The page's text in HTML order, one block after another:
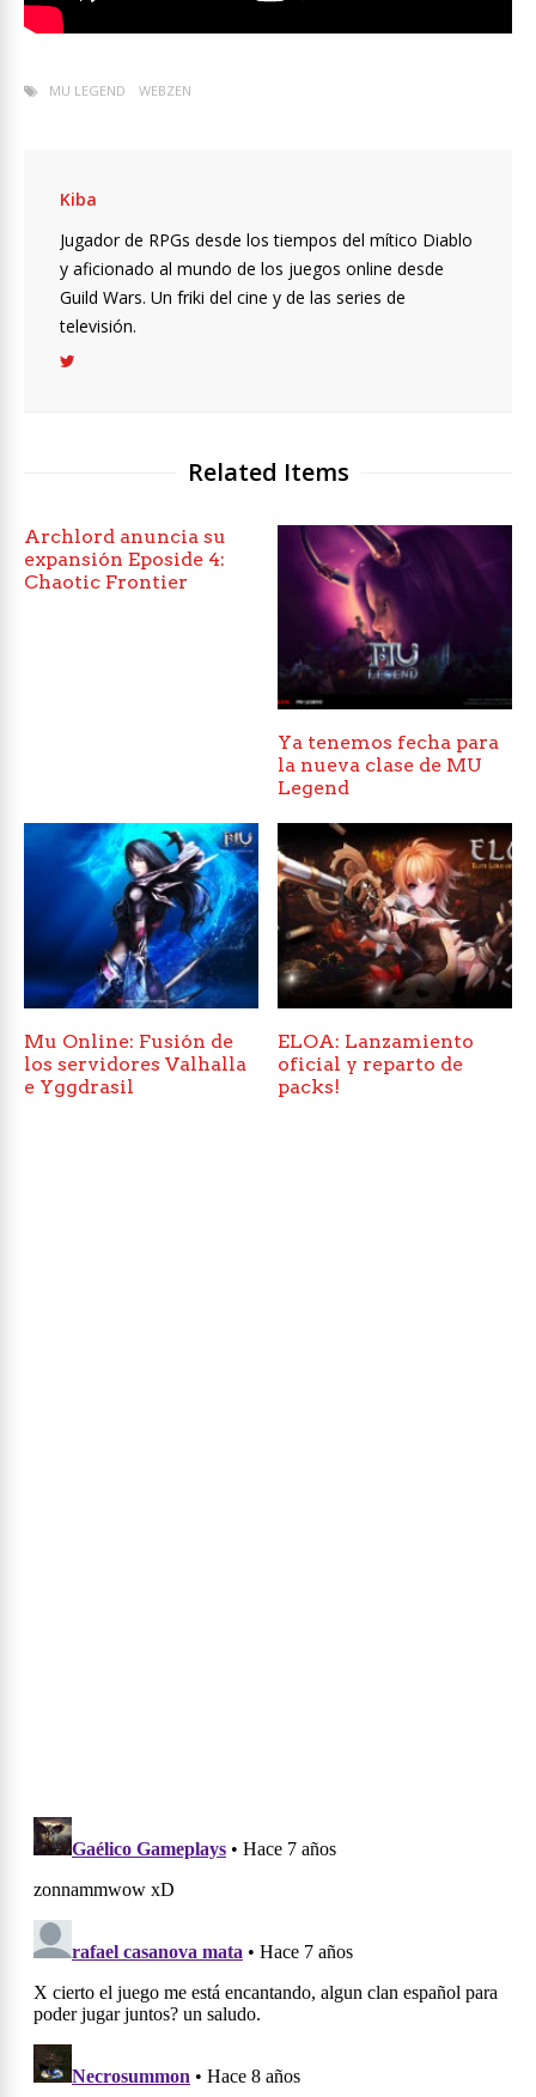
MU LEGEND WEBZEN
Kiba
Jugador de RPGs desde los tiempos del mítico Diablo
y aficionado al mundo de los juegos online desde
Guild Wars. Un friki del cine y de las series de
televisión.
Related Items
Archlord anuncia su
expansión Eposide 4:
Chaotic Frontier
Ya tenemos fecha para
la nueva clase de MU
Legend
Mu Online: Fusión de
los servidores Valhalla
e Yggdrasil
ELOA: Lanzamiento
oficial y reparto de
packs!